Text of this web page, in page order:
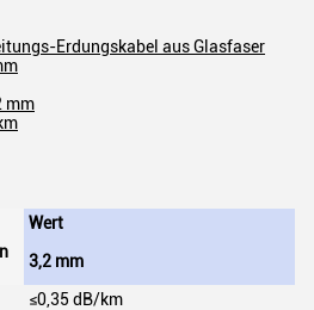
Erdungskabel aus Glasfaser
mm
Wert
3,2 mm
≤0,35 dB/km